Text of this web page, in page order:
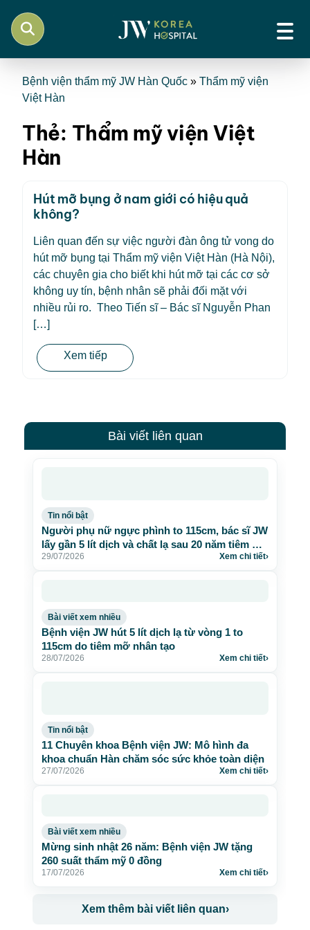
Bệnh viện thẩm mỹ JW Hàn Quốc » Thẩm mỹ viện
Việt Hàn
Thẻ: Thẩm mỹ viện Việt
Hàn
Hút mỡ bụng ở nam giới có hiệu quả
không?
Liên quan đến sự việc người đàn ông tử vong do
hút mỡ bụng tại Thẩm mỹ viện Việt Hàn (Hà Nội),
các chuyên gia cho biết khi hút mỡ tại các cơ sở
không uy tín, bệnh nhân sẽ phải đối mặt với
nhiều rủi ro. Theo Tiến sĩ – Bác sĩ Nguyễn Phan
[…]
Xem tiếp
Bài viết liên quan
Tin nổi bật
Người phụ nữ ngực phình to 115cm, bác sĩ JW
lấy gần 5 lít dịch và chất lạ sau 20 năm tiêm mỡ
nhân tạo
29/07/2026 Xem chi tiết›
Bài viết xem nhiều
Bệnh viện JW hút 5 lít dịch lạ từ vòng 1 to
115cm do tiêm mỡ nhân tạo
28/07/2026 Xem chi tiết›
Tin nổi bật
11 Chuyên khoa Bệnh viện JW: Mô hình đa
khoa chuẩn Hàn chăm sóc sức khỏe toàn diện
27/07/2026 Xem chi tiết›
Bài viết xem nhiều
Mừng sinh nhật 26 năm: Bệnh viện JW tặng
260 suất thẩm mỹ 0 đồng
17/07/2026 Xem chi tiết›
Xem thêm bài viết liên quan›